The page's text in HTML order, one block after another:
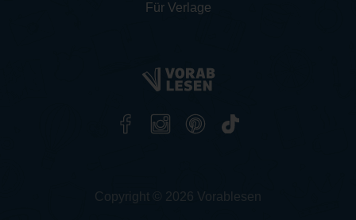
Für Verlage
Copyright © 2026 Vorablesen